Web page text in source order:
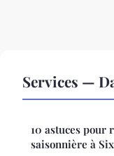
Services —
10 astuces
saisonnière à